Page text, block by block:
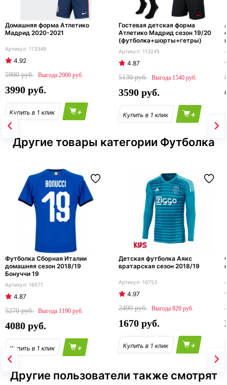
Домашняя форма Атлетико
Мадрид 2020-2021
113349
4.92
5990
2000
3990
+
Гостевая детская форма
Атлетико Мадрид сезон 19/20
(футболка+шорты+гетры)
113245
4.87
5130
1540
3590
+
Другие товары категории Футболка
Футболка Сборная Италии
домашняя сезон 2018/19
Бонуччи 19
16571
4.87
5270
1190
4080
+
Детская футболка Аякс
вратарская сезон 2018/19
16753
4.97
2490
820
1670
+
Другие пользователи также смотрят